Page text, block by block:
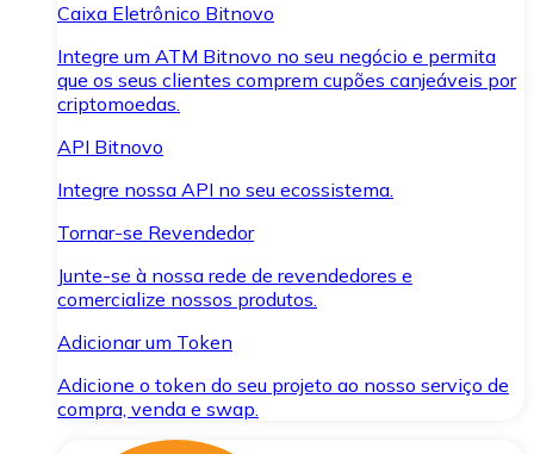
Caixa Eletrônico Bitnovo
Integre um ATM Bitnovo no seu negócio e permita
que os seus clientes comprem cupões canjeáveis por
criptomoedas.
API Bitnovo
Integre nossa API no seu ecossistema.
Tornar-se Revendedor
Junte-se à nossa rede de revendedores e
comercialize nossos produtos.
Adicionar um Token
Adicione o token do seu projeto ao nosso serviço de
compra, venda e swap.